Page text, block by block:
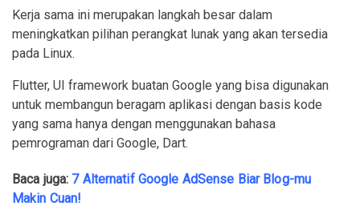
Kerja sama ini merupakan langkah besar dalam
meningkatkan pilihan perangkat lunak yang akan tersedia
pada Linux.
Flutter, UI framework buatan Google yang bisa digunakan
untuk membangun beragam aplikasi dengan basis kode
yang sama hanya dengan menggunakan bahasa
pemrograman dari Google, Dart.
Baca juga: 7 Alternatif Google AdSense Biar Blog-mu
Makin Cuan!